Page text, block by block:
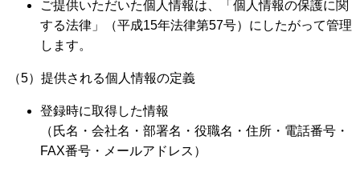
ご提供いただいた個人情報は、「個人情報の保護に関
する法律」（平成15年法律第57号）にしたがって管理
します。
（5）提供される個人情報の定義
登録時に取得した情報
（氏名・会社名・部署名・役職名・住所・電話番号・
FAX番号・メールアドレス）